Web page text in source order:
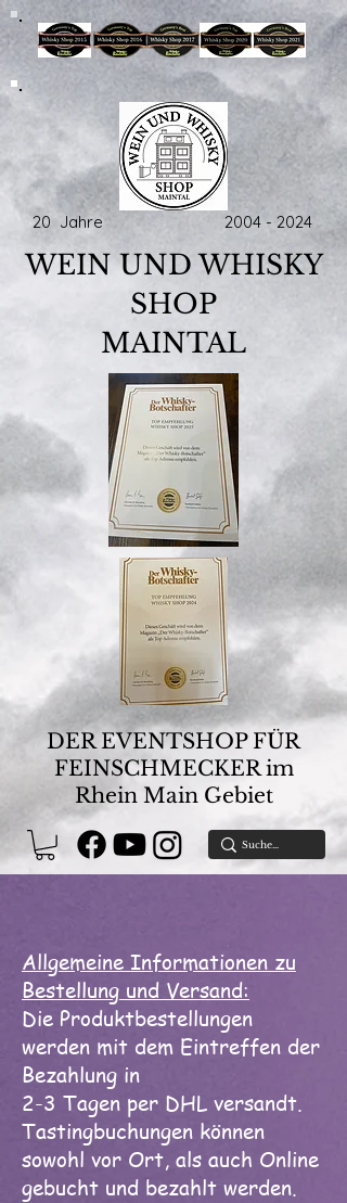
20 Jahre 2004 - 2024
WEIN UND WHISKY
SHOP
MAINTAL
DER EVENTSHOP FÜR
FEINSCHMECKER im
Rhein Main Gebiet
Allgemeine Informationen zu
Bestellung und Versand:
Die Produktbestellungen
werden mit dem Eintreffen der
Bezahlung in
2-3 Tagen per DHL versandt.
Tastingbuchungen können
sowohl vor Ort, als auch Online
gebucht und bezahlt werden.